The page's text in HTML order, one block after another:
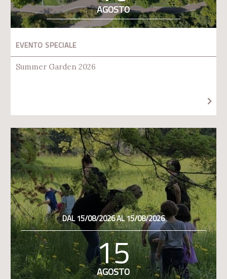
AGOSTO
EVENTO SPECIALE
Summer Garden 2026
DAL 15/08/2026 AL 15/08/2026
15
AGOSTO